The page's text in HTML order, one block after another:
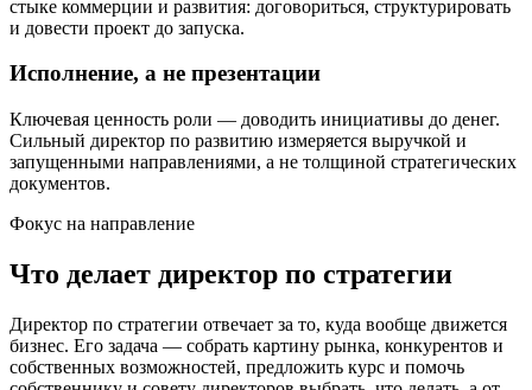
стыке коммерции и развития: договориться, структурировать
и довести проект до запуска.
Исполнение, а не презентации
Ключевая ценность роли — доводить инициативы до денег.
Сильный директор по развитию измеряется выручкой и
запущенными направлениями, а не толщиной стратегических
документов.
Фокус на направление
Что делает директор по стратегии
Директор по стратегии отвечает за то, куда вообще движется
бизнес. Его задача — собрать картину рынка, конкурентов и
собственных возможностей, предложить курс и помочь